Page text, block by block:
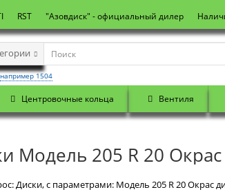
RST "Азовдиск" - официальный дилер
например 1504
Центровочные кольца Вентиля
Модель 205 R 20 Окрас
Диски, с параметрами: Модель 205 R 20 Окрас